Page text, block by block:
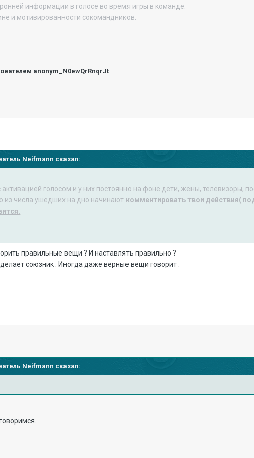
информации в голосе во время игры в команде.
и мотивированности сокомандников.
anonym_N0ewQrRnqrJt
Neifmann сказал:
голосом и у них постоянно на фоне дети, жены, телевизоры,
из числа ушедших на дно начинают комментировать твои действия(
правильные вещи ? И наставлять правильно ?
союзник . Иногда даже верные вещи говорит .
Neifmann сказал: